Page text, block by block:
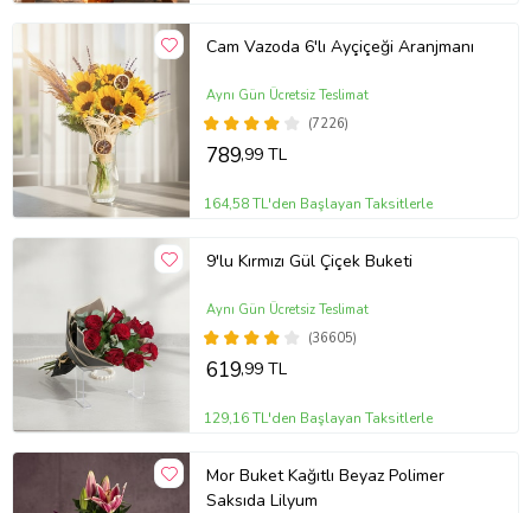
Cam Vazoda 6'lı Ayçiçeği Aranjmanı
(7226)
Aynı Gün Ücretsiz Teslimat
789,99 TL
164,58 TL'den Başlayan Taksitlerle
9'lu Kırmızı Gül Çiçek Buketi
(36605)
Aynı Gün Ücretsiz Teslimat
619,99 TL
129,16 TL'den Başlayan Taksitlerle
Mor Buket Kağıtlı Beyaz Polimer
Saksıda Lilyum